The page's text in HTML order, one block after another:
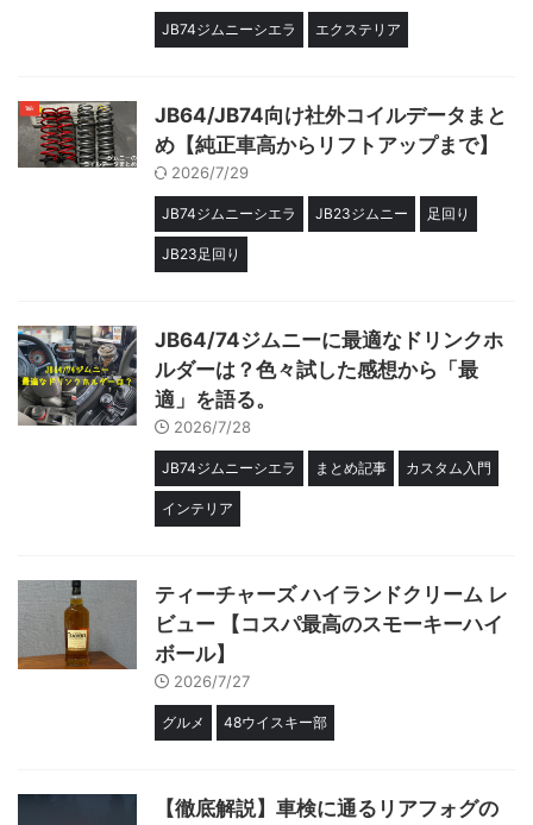
JB74ジムニーシエラ エクステリア
JB64/JB74向け社外コイルデータまと
め【純正車高からリフトアップまで】
2026/7/29
JB74ジムニーシエラ JB23ジムニー 足回り
JB23足回り
JB64/74ジムニーに最適なドリンクホ
ルダーは？色々試した感想から「最
適」を語る。
2026/7/28
JB74ジムニーシエラ まとめ記事 カスタム入門
インテリア
ティーチャーズ ハイランドクリーム レ
ビュー 【コスパ最高のスモーキーハイ
ボール】
2026/7/27
グルメ 48ウイスキー部
【徹底解説】車検に通るリアフォグの